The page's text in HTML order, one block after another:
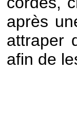
après
attraper